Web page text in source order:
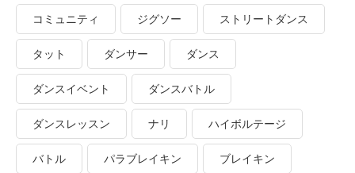
コミュニティ ジグソー ストリートダンス
タット ダンサー ダンス
ダンスイベント ダンスバトル
ダンスレッスン ナリ ハイボルテージ
バトル パラブレイキン ブレイキン